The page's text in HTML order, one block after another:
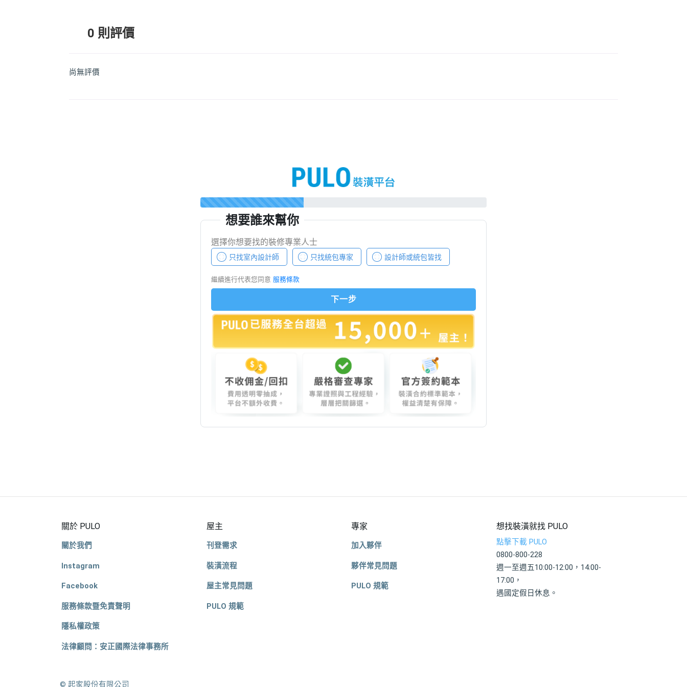
0 則評價
尚無評價
關於 PULO
關於我們
Instagram
Facebook
服務條款暨免責聲明
隱私權政策
法律顧問：安正國際法律事務所
屋主
刊登需求
裝潢流程
屋主常見問題
PULO 規範
專家
加入夥伴
夥伴常見問題
PULO 規範
想找裝潢就找 PULO
點擊下載 PULO
0800-800-228
週一至週五10:00-12:00，14:00-
17:00，
遇國定假日休息。
© 起家股份有限公司